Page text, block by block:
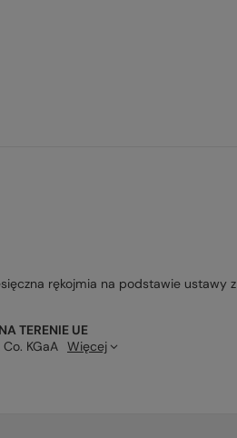
rękojmia na podstawie ustawy z
TERENIE UE
KGaA Więcej